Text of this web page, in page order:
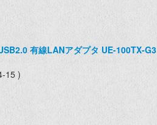
有線LANアダプタ UE-100TX-G3
15 )